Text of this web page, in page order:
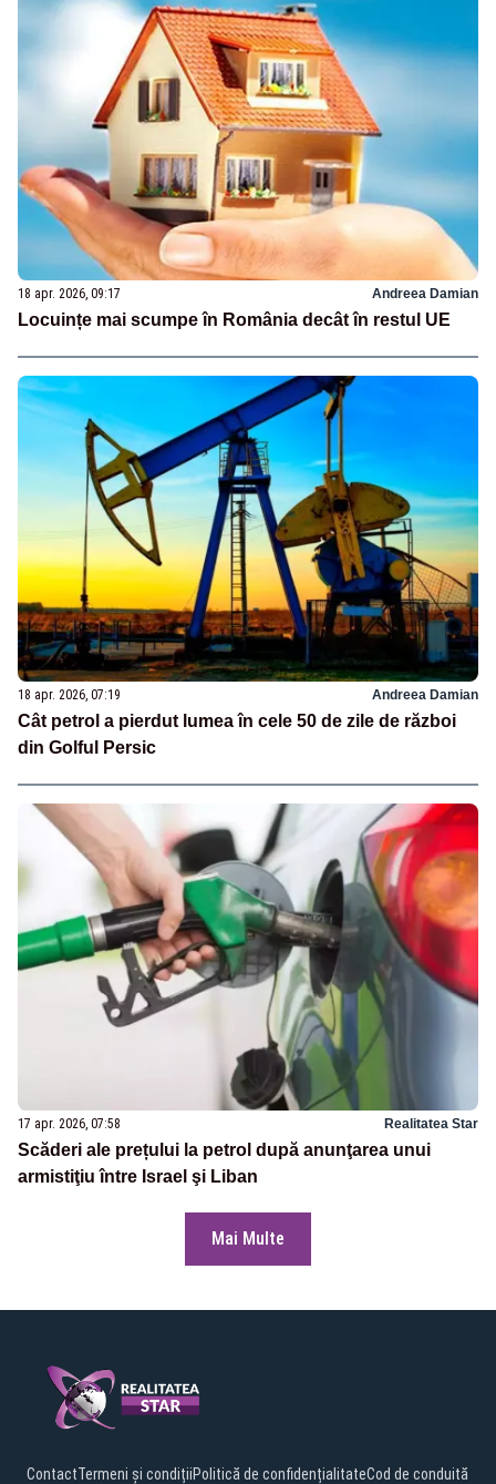
18 apr. 2026, 09:17 Andreea Damian
Locuințe mai scumpe în România decât în restul UE
18 apr. 2026, 07:19 Andreea Damian
Cât petrol a pierdut lumea în cele 50 de zile de război
din Golful Persic
17 apr. 2026, 07:58 Realitatea Star
Scăderi ale prețului la petrol după anunţarea unui
armistiţiu între Israel şi Liban
Mai Multe
ContactTermeni și condițiiPolitică de confidențialitateCod de conduită